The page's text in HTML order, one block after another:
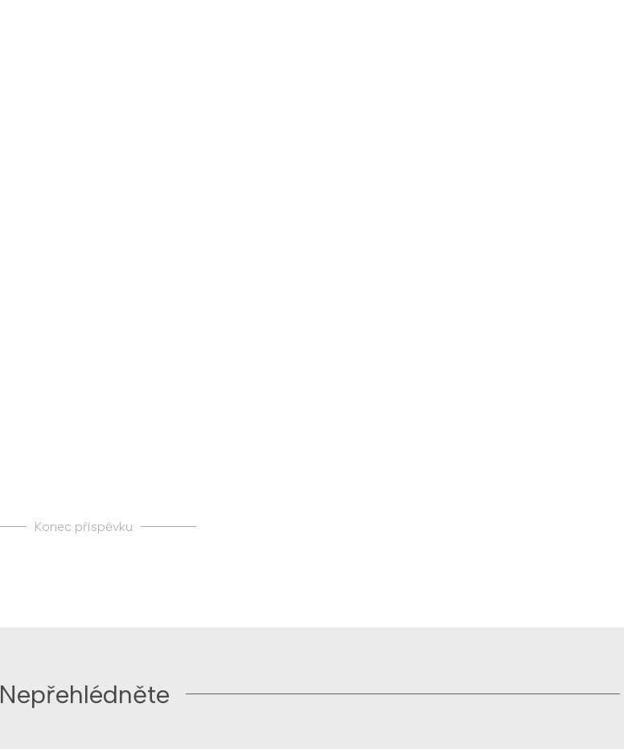
Konec příspěvku
Nepřehlédněte